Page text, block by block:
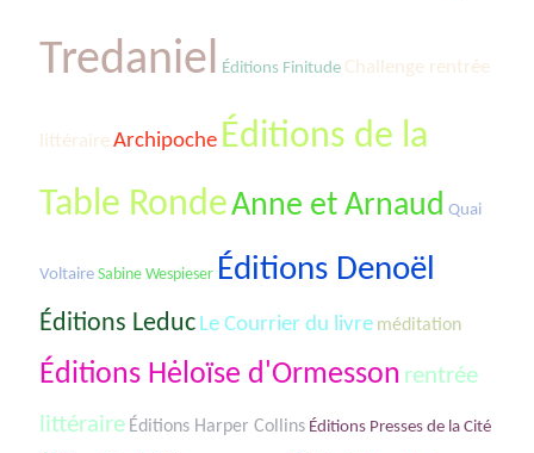
Tredaniel Éditions Finitude Challenge rentrée
littéraireArchipoche Éditions de la
Table RondeAnne et Arnaud Quai
Voltaire Sabine Wespieser Éditions Denoël
Éditions Leduc Le Courrier du livre méditation
Éditions Hėloïse d'Ormesson rentrée
littéraire Éditions Harper Collins Éditions Presses de la Cité